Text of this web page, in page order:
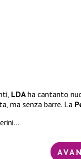
LDAha cantanto
ma senza barre. La